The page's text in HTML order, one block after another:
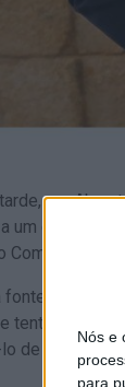
Nós e
para
em
um casal e
Comando
“o
tentou atingir
de continuar a